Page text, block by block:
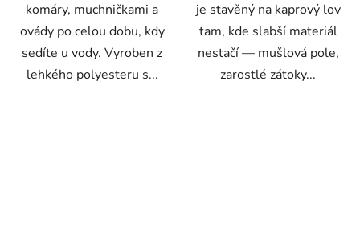
komáry, muchničkami a
ovády po celou dobu, kdy
sedíte u vody. Vyroben z
lehkého polyesteru s...
je stavěný na kaprový lov
tam, kde slabší materiál
nestačí — mušlová pole,
zarostlé zátoky...